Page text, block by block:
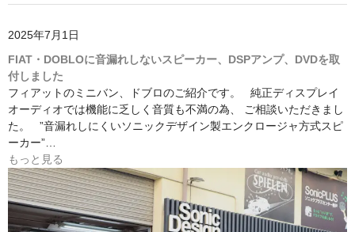
2025年7月1日
FIAT・DOBLOに音漏れしないスピーカー、DSPアンプ、DVDを取
付しました
フィアットのミニバン、ドブロのご紹介です。 純正ディスプレイ
オーディオでは機能に乏しく音質も不満の為、 ご相談いただきまし
た。 ”音漏れしにくいソニックデザイン製エンクロージャ方式スピ
ーカー”…
もっと見る